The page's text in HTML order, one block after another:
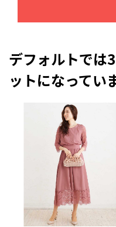
デフォルトでは
ットになってい